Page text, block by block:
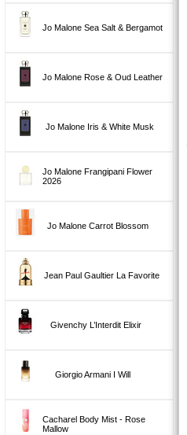
Jo Malone Sea Salt & Bergamot
Jo Malone Rose & Oud Leather
Jo Malone Iris & White Musk
Jo Malone Frangipani Flower
2026
Jo Malone Carrot Blossom
Jean Paul Gaultier La Favorite
Givenchy L’Interdit Elixir
Giorgio Armani I Will
Cacharel Body Mist - Rose
Mallow